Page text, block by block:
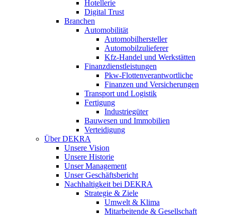
Hotellerie
Digital Trust
Branchen
Automobilität
Automobilhersteller
Automobilzulieferer
Kfz-Handel und Werkstätten
Finanzdienstleistungen
Pkw‑Flottenverantwortliche
Finanzen und Versicherungen
Transport und Logistik
Fertigung
Industriegüter
Bauwesen und Immobilien
Verteidigung
Über DEKRA
Unsere Vision
Unsere Historie
Unser Management
Unser Geschäftsbericht
Nachhaltigkeit bei DEKRA
Strategie & Ziele
Umwelt & Klima
Mitarbeitende & Gesellschaft